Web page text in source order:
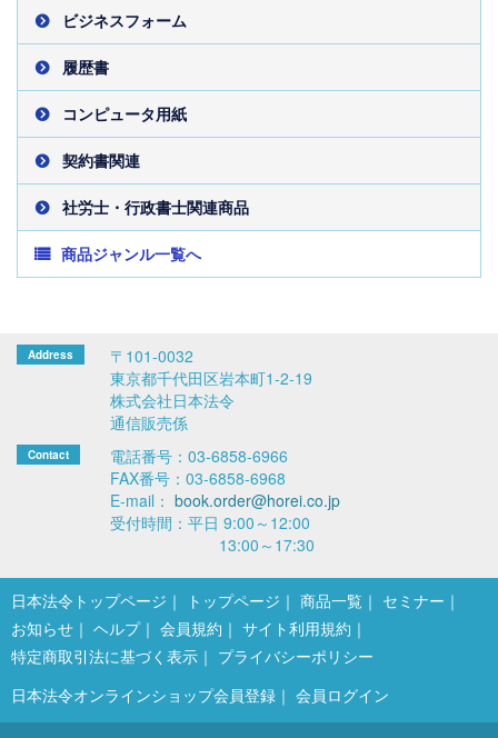
ビジネスフォーム
履歴書
コンピュータ用紙
契約書関連
社労士・行政書士関連商品
商品ジャンル一覧へ
〒101-0032
東京都千代田区岩本町1-2-19
株式会社日本法令
通信販売係
電話番号：03-6858-6966
FAX番号：03-6858-6968
E-mail： book.order@horei.co.jp
受付時間：平日 9:00～12:00
13:00～17:30
日本法令トップページ トップページ 商品一覧
セミナー
お知らせ
ヘルプ 会員規約
サイト利用規約
特定商取引法に基づく表示
プライバシーポリシー
日本法令オンラインショップ会員登録
会員ログイン